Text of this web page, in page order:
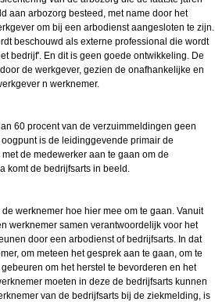
aan arbozorg besteed, met name door het
om bij een arbodienst aangesloten te zijn.
beschouwd als externe professional die wordt
bedrijf'. En dit is geen goede ontwikkeling. De
de werkgever, gezien de onafhankelijke en
n werknemer.
60 procent van de verzuimmeldingen geen
is de leidinggevende primair de
de medewerker aan te gaan om de
komt de bedrijfsarts in beeld.
werknemer hoe hier mee om te gaan. Vanuit
werknemer samen verantwoordelijk voor het
door een arbodienst of bedrijfsarts. In dat
om meteen het gesprek aan te gaan, om te
om het herstel te bevorderen en het
moeten in deze de bedrijfsarts kunnen
van de bedrijfsarts bij de ziekmelding, is